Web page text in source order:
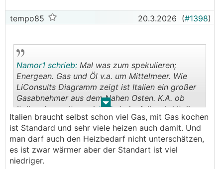
tempo85 20.3.2026 (#1398)
. .
Namor1 schrieb: Mal was zum spekulieren;
Energean. Gas und Öl v.a. um Mittelmeer. Wie
LiConsults Diagramm zeigt ist Italien ein großer
Gasabnehmer aus dem Nahen Osten. K.A. ob
Italien das weiterverkauft. Jedenfalls wird Italien
einen anderen Importeur brauchen. Energean
fördert vor der Haustüre. Energean hat die
Steigerung der Upstream-Firmen der letzten
Tage/Wochen nicht mitgemacht bzw gung es
erst vor kurzem hoch und heute runter.
Italien braucht selbst schon viel Gas, mit Gas kochen
ist Standard und sehr viele heizen auch damit. Und
man darf auch den Heizbedarf nicht unterschätzen,
es ist zwar wärmer aber der Standart ist viel
niedriger.